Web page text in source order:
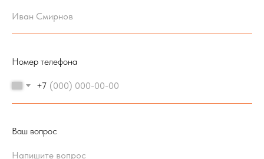
Номер телефона
+7
Ваш вопрос